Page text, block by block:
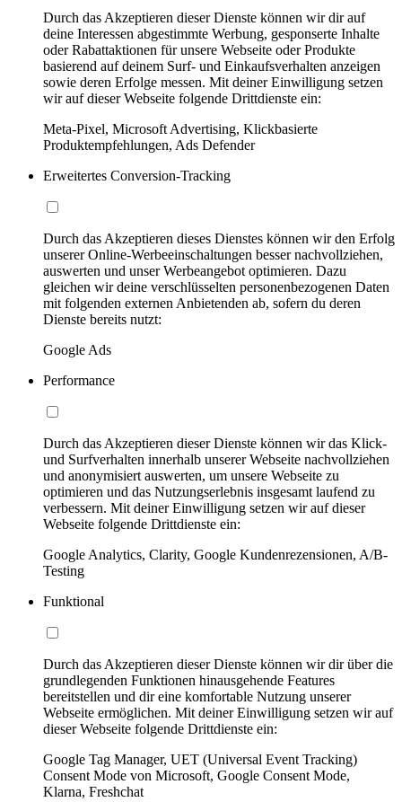
Durch das Akzeptieren dieser Dienste können wir dir auf
deine Interessen abgestimmte Werbung, gesponserte Inhalte
oder Rabattaktionen für unsere Webseite oder Produkte
basierend auf deinem Surf- und Einkaufsverhalten anzeigen
sowie deren Erfolge messen. Mit deiner Einwilligung setzen
wir auf dieser Webseite folgende Drittdienste ein:
Meta-Pixel, Microsoft Advertising, Klickbasierte
Produktempfehlungen, Ads Defender
Erweitertes Conversion-Tracking
Durch das Akzeptieren dieses Dienstes können wir den Erfolg
unserer Online-Werbeeinschaltungen besser nachvollziehen,
auswerten und unser Werbeangebot optimieren. Dazu
gleichen wir deine verschlüsselten personenbezogenen Daten
mit folgenden externen Anbietenden ab, sofern du deren
Dienste bereits nutzt:
Google Ads
Performance
Durch das Akzeptieren dieser Dienste können wir das Klick-
und Surfverhalten innerhalb unserer Webseite nachvollziehen
und anonymisiert auswerten, um unsere Webseite zu
optimieren und das Nutzungserlebnis insgesamt laufend zu
verbessern. Mit deiner Einwilligung setzen wir auf dieser
Webseite folgende Drittdienste ein:
Google Analytics, Clarity, Google Kundenrezensionen, A/B-
Testing
Funktional
Durch das Akzeptieren dieser Dienste können wir dir über die
grundlegenden Funktionen hinausgehende Features
bereitstellen und dir eine komfortable Nutzung unserer
Webseite ermöglichen. Mit deiner Einwilligung setzen wir auf
dieser Webseite folgende Drittdienste ein:
Google Tag Manager, UET (Universal Event Tracking)
Consent Mode von Microsoft, Google Consent Mode,
Klarna, Freshchat